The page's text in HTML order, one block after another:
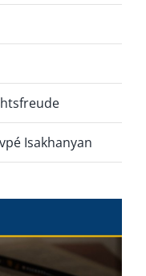
Isakhanyan